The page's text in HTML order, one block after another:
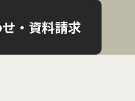
・資料請求